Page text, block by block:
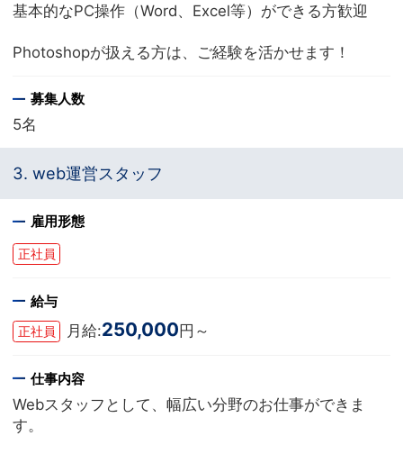
基本的なPC操作（Word、Excel等）ができる方歓迎
Photoshopが扱える方は、ご経験を活かせます！
募集人数
5名
3. web運営スタッフ
雇用形態
正社員
給与
正社員 月給:250,000円～
仕事内容
Webスタッフとして、幅広い分野のお仕事ができま
す。